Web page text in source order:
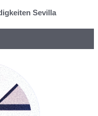
Sevilla